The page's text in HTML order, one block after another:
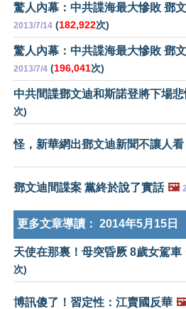
驚人內幕：中共諜海最大慘敗 鄧
2013/7/14 (182,922次)
驚人內幕：中共諜海最大慘敗 鄧
2013/7/4 (196,041次)
中共間諜鄧文迪和斯諾登將下場悲
次)
怪，新華網出鄧文迪新聞不讓人看
鄧文迪間諜案 黨終於說了實話 🖼️
更多文章導讀： 2014年5月15日
天使在那裏！母突昏厥 8歲女駕車
次)
博訊傻了！習定性：江賣國反華